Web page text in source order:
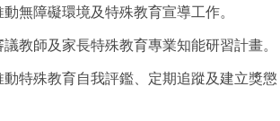
動無障礙環境及特殊教育宣導工作。
議教師及家長特殊教育專業知能研習計畫。
動特殊教育自我評鑑、定期追蹤及建立獎懲